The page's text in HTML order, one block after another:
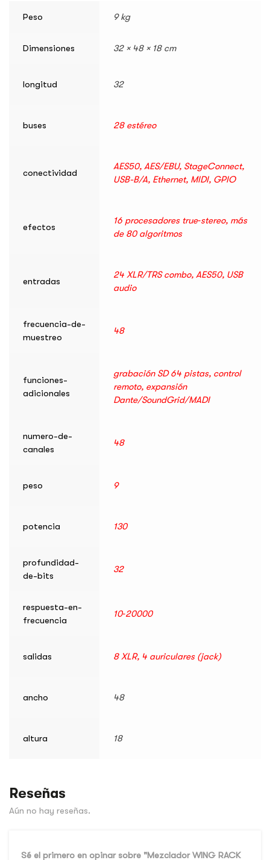
Peso 9 kg
Dimensiones 32 × 48 × 18 cm
longitud 32
buses 28 estéreo
conectividad
AES50, AES/EBU, StageConnect,
USB-B/A, Ethernet, MIDI, GPIO
efectos
16 procesadores true‑stereo, más
de 80 algoritmos
entradas
24 XLR/TRS combo, AES50, USB
audio
frecuencia-de-
muestreo
48
funciones-
adicionales
grabación SD 64 pistas, control
remoto, expansión
Dante/SoundGrid/MADI
numero-de-
canales
48
peso 9
potencia 130
profundidad-
de-bits
32
respuesta-en-
frecuencia
10‑20000
salidas 8 XLR, 4 auriculares (jack)
ancho 48
altura 18
Reseñas
Aún no hay reseñas.
Sé el primero en opinar sobre "Mezclador WING RACK